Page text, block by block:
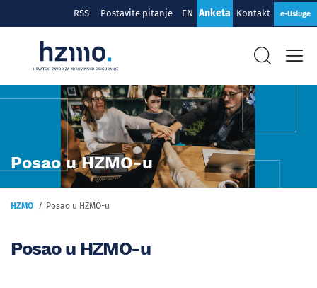
RSS Postavite pitanje EN Anketa Kontakt e-Usluge
Posao u HZMO-u
HZMO Posao u HZMO-u
Posao u HZMO-u